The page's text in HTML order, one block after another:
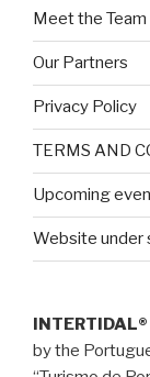
Meet the Team
Our Partners
Privacy Policy
TERMS AND
Upcoming
Website under
INTERTIDAL®
by the